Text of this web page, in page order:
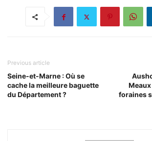
Previous article
Seine-et-Marne : Où se
cache la meilleure baguette
du Département ?
Meaux
foraines